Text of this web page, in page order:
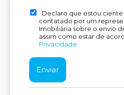
Declaro que estou ciente
contatado por um
Imobiliária sobre o envio
assim como estar de
Privacidade.